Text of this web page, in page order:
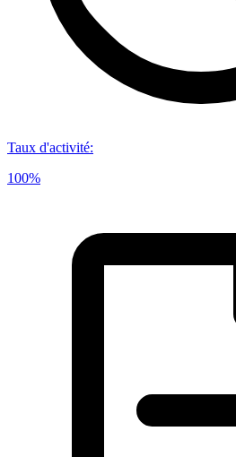
Taux d'activité:
100%